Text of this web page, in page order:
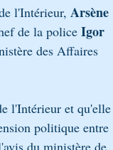
l'Intérieur, Arsène
de la police Igor
des Affaires
l'Intérieur et qu'elle
politique entre
du ministère de